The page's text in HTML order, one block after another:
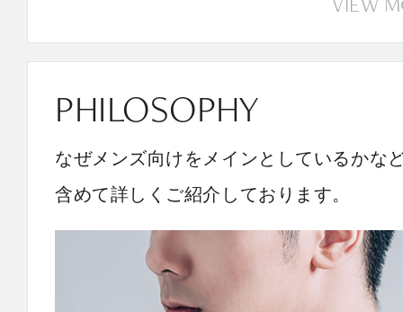
PHILOSOPHY
なぜメンズ向けをメインとしているかな
含めて詳しくご紹介しております。